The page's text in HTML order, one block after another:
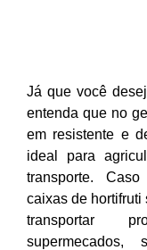
Já que você
entenda que no
em resistente e
ideal para
transporte.
caixas de
transportar
supermecados,